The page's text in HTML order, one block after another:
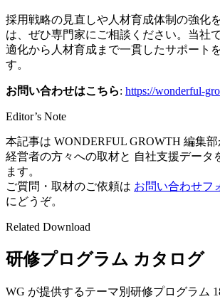
採用戦略の見直しや人材育成体制の強化
は、ぜひ専門家にご相談ください。当社
適化から人材育成まで一貫したサポート
す。
お問い合わせはこちら: https://wonderful-
Editor’s Note
本記事は WONDERFUL GROWTH 編集部
経営者の方々への取材と 自社支援データ
ます。
ご質問・取材のご依頼は お問い合わせフ
にどうぞ。
Related Download
研修プログラム カタログ
WG が提供するテーマ別研修プログラム